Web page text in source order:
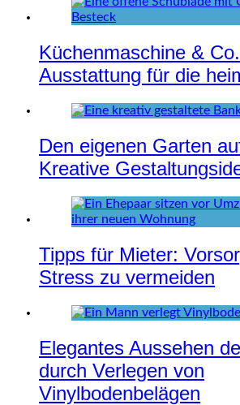
Küchenmaschine &
Ausstattung für die
Den eigenen Garten
Kreative
Tipps für Mieter:
Stress zu vermeiden
Elegantes Aussehen
durch Verlegen von
Vinylbodenbelägen